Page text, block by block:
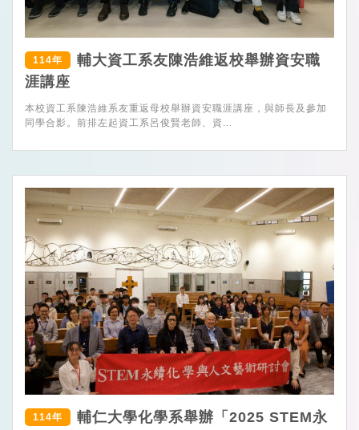
114年
輔大資工系友陳浩維返校舉辦資安職
涯講座
本校資工系陳浩維系友重返母校舉辦資安職涯講座，與師長及參加
同學合影。前排左起資工系呂俊賢老師、資...
114年 輔仁大學化學系舉辦「2025 STEM永